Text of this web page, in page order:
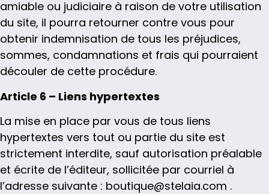
amiable ou judiciaire à raison de votre utilisation
du site, il pourra retourner contre vous pour
obtenir indemnisation de tous les préjudices,
sommes, condamnations et frais qui pourraient
découler de cette procédure.
Article 6 – Liens hypertextes
La mise en place par vous de tous liens
hypertextes vers tout ou partie du site est
strictement interdite, sauf autorisation préalable
et écrite de l’éditeur, sollicitée par courriel à
l’adresse suivante : boutique@stelaia.com .